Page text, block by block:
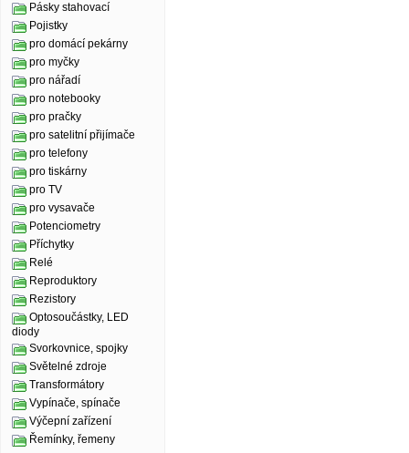
Pásky stahovací
Pojistky
pro domácí pekárny
pro myčky
pro nářadí
pro notebooky
pro pračky
pro satelitní přijímače
pro telefony
pro tiskárny
pro TV
pro vysavače
Potenciometry
Příchytky
Relé
Reproduktory
Rezistory
Optosoučástky, LED
diody
Svorkovnice, spojky
Světelné zdroje
Transformátory
Vypínače, spínače
Výčepní zařízení
Řemínky, řemeny